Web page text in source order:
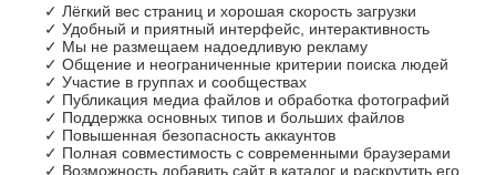
✓ Лёгкий вес страниц и хорошая скорость загрузки
✓ Удобный и приятный интерфейс, интерактивность
✓ Мы не размещаем надоедливую рекламу
✓ Общение и неограниченные критерии поиска людей
✓ Участие в группах и сообществах
✓ Публикация медиа файлов и обработка фотографий
✓ Поддержка основных типов и больших файлов
✓ Повышенная безопасность аккаунтов
✓ Полная совместимость с современными браузерами
✓ Возможность добавить сайт в каталог и раскрутить его